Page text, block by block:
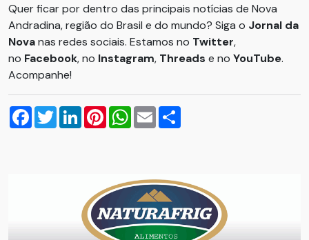
Quer ficar por dentro das principais notícias de Nova
Andradina, região do Brasil e do mundo? Siga o Jornal da
Novanas redes sociais. Estamos no Twitter,
no Facebook, no Instagram, Threads e no YouTube.
Acompanhe!
Facebook
TwitterLinkedInPinterestWhatsApp
Email